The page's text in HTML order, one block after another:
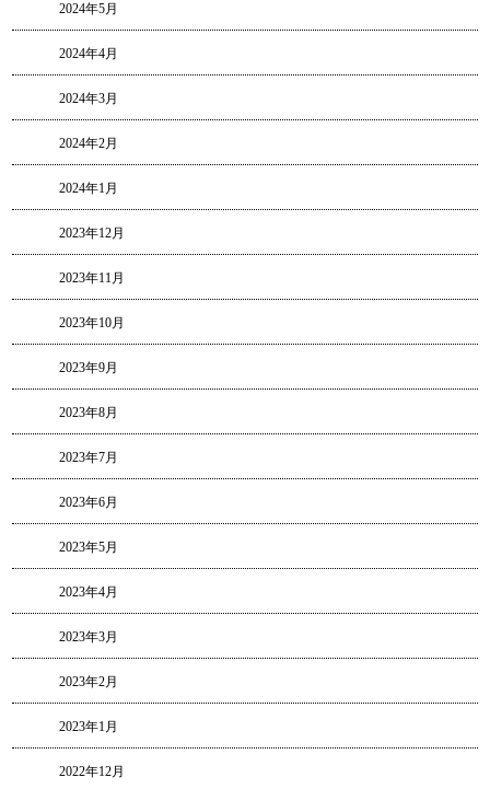
2024年5月
2024年4月
2024年3月
2024年2月
2024年1月
2023年12月
2023年11月
2023年10月
2023年9月
2023年8月
2023年7月
2023年6月
2023年5月
2023年4月
2023年3月
2023年2月
2023年1月
2022年12月